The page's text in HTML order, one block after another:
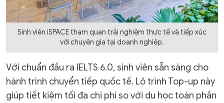
Sinh viên iSPACE tham quan trải nghiệm thực tế và tiếp xúc
với chuyên gia tại doanh nghiệp.
Với chuẩn đầu ra IELTS 6.0, sinh viên sẵn sàng cho
hành trình chuyển tiếp quốc tế. Lộ trình Top-up này
giúp tiết kiệm tối đa chi phí so với du học toàn phần